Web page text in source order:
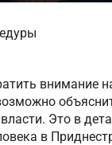
внимание
Это в
в